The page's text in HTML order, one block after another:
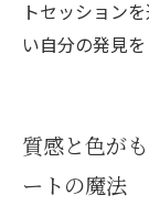
トセッション
い自分の発見
質感と色が
ートの魔法